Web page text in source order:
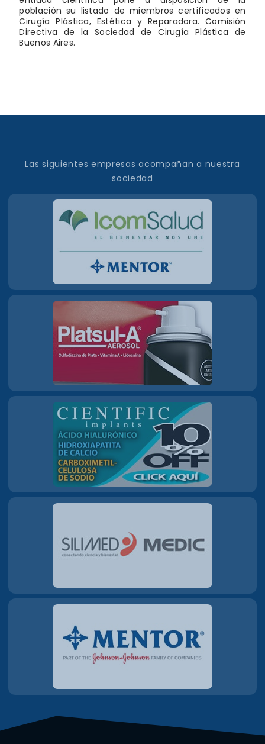
población su listado de miembros certificados en
Cirugía Plástica, Estética y Reparadora. Comisión
Directiva de la Sociedad de Cirugía Plástica de
Buenos Aires.
Las siguientes empresas acompañan a nuestra
sociedad